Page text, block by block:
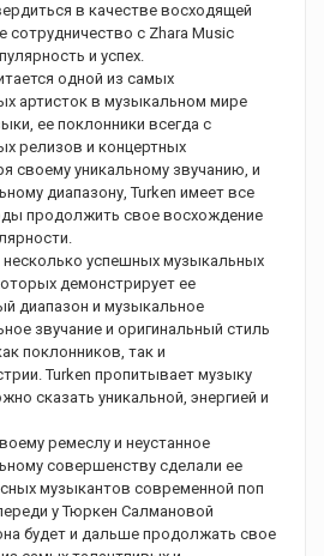
в качестве восходящей
с Zhara Music
и успех.
одной из самых
артисток в музыкальном мире
ее поклонники всегда с
релизов и концертных
своему уникальному звучанию, и
диапазону, Turken имеет все
продолжить свое восхождение
успешных музыкальных
демонстрирует ее
диапазон и музыкальное
звучание и оригинальный стиль
поклонников, так и
Turken пропитывает музыку
сказать уникальной, энергией и
ремеслу и неустанное
совершенству сделали ее
музыкантов современной поп
у Тюркен Салмановой
будет и дальше продолжать свое